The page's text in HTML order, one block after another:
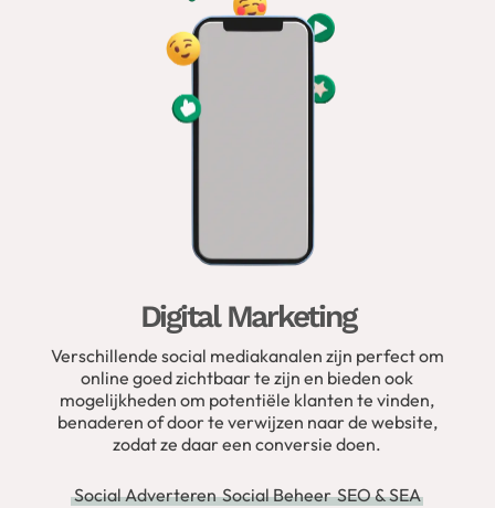
Digital Marketing
Verschillende social mediakanalen zijn perfect om
online goed zichtbaar te zijn en bieden ook
mogelijkheden om potentiële klanten te vinden,
benaderen of door te verwijzen naar de website,
zodat ze daar een conversie doen.
Social Adverteren Social Beheer SEO & SEA